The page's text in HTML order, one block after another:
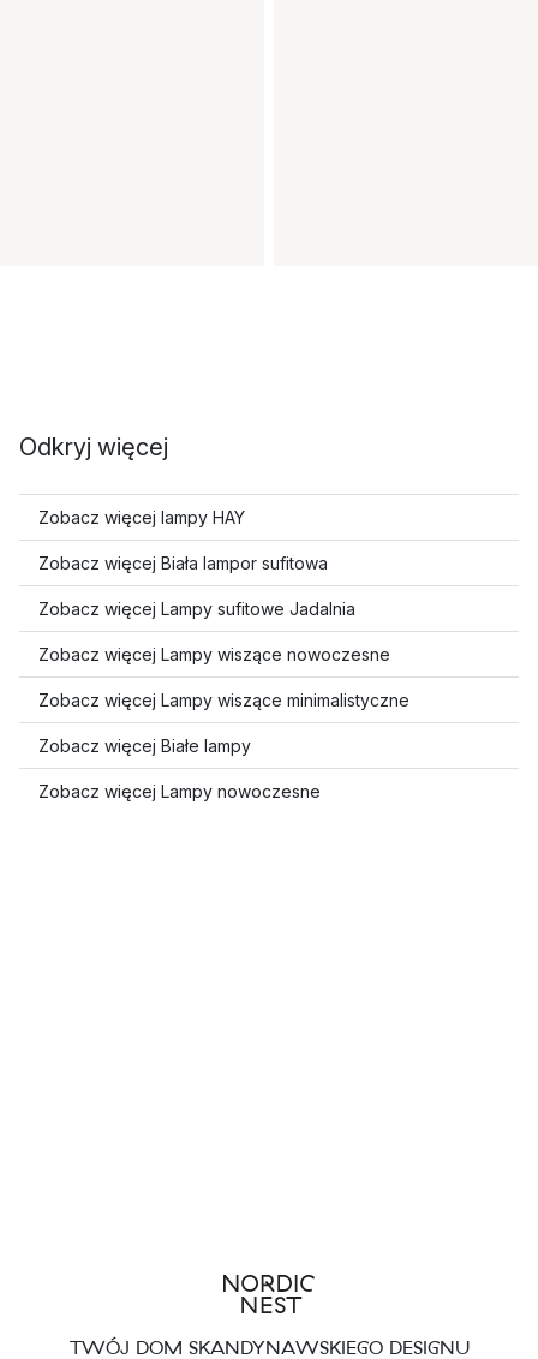
Odkryj więcej
Zobacz więcej lampy HAY
Zobacz więcej Biała lampor sufitowa
Zobacz więcej Lampy sufitowe Jadalnia
Zobacz więcej Lampy wiszące nowoczesne
Zobacz więcej Lampy wiszące minimalistyczne
Zobacz więcej Białe lampy
Zobacz więcej Lampy nowoczesne
TWÓJ DOM SKANDYNAWSKIEGO DESIGNU